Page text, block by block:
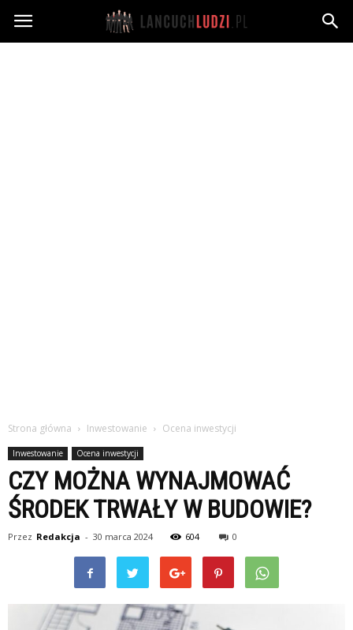
Lancuchludzi.pl
Strona główna Inwestowanie Ocena inwestycji
Inwestowanie Ocena inwestycji
CZY MOŻNA WYNAJMOWAĆ
ŚRODEK TRWAŁY W BUDOWIE?
Przez Redakcja - 30 marca 2024 604 0